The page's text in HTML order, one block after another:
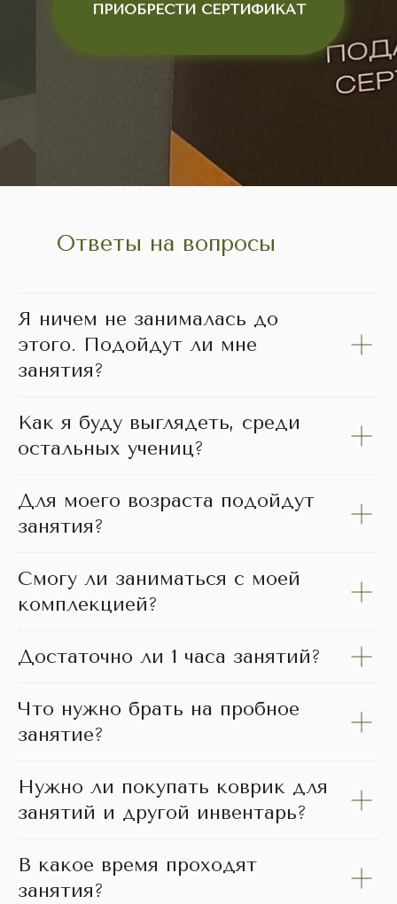
ПРИОБРЕСТИ СЕРТИФИКАТ
Ответы на вопросы
Я ничем не занималась до
этого. Подойдут ли мне
занятия?
Как я буду выглядеть, среди
остальных учениц?
Для моего возраста подойдут
занятия?
Смогу ли заниматься с моей
комплекцией?
Достаточно ли 1 часа занятий?
Что нужно брать на пробное
занятие?
Нужно ли покупать коврик для
занятий и другой инвентарь?
В какое время проходят
занятия?